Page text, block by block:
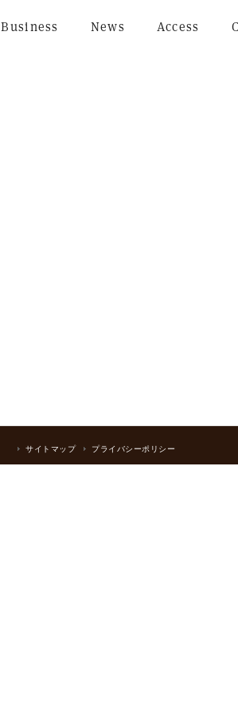
Business News Access
サイトマップ プライバシーポリシー